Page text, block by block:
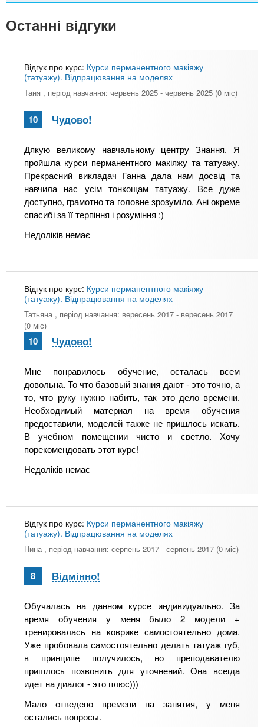
Останні відгуки
Відгук про курс: Курси перманентного макіяжу
(татуажу). Відпрацювання на моделях
Таня , період навчання: червень 2025 - червень 2025 (0 міс)
Дякую великому навчальному центру Знання. Я
пройшла курси перманентного макіяжу та татуажу.
Прекрасний викладач Ганна дала нам досвід та
навчила нас усім тонкощам татуажу. Все дуже
доступно, грамотно та головне зрозуміло. Ані окреме
спасибі за її терпіння і розуміння :)
Недоліків немає
10 Чудово!
Відгук про курс: Курси перманентного макіяжу
(татуажу). Відпрацювання на моделях
Татьяна, період навчання: вересень 2017 - вересень 2017
(0 міс)
Мне понравилось обучение, осталась всем
довольна. То что базовый знания дают - это точно, а
то, что руку нужно набить, так это дело времени.
Необходимый материал на время обучения
предоставили, моделей также не пришлось искать.
В учебном помещении чисто и светло. Хочу
порекомендовать этот курс!
Недоліків немає
10 Чудово!
Відгук про курс: Курси перманентного макіяжу
(татуажу). Відпрацювання на моделях
Нина, період навчання: серпень 2017 - серпень 2017 (0 міс)
Обучалась на данном курсе индивидуально. За
время обучения у меня было 2 модели +
тренировалась на коврике самостоятельно дома.
Уже пробовала самостоятельно делать татуаж губ,
в принципе получилось, но преподавателю
пришлось позвонить для уточнений. Она всегда
идет на диалог - это плюс)))
Мало отведено времени на занятия, у меня
остались вопросы.
8 Відмінно!